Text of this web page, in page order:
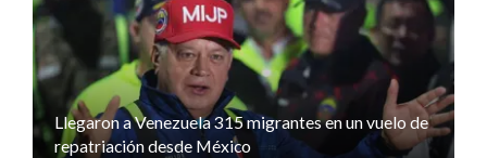
Llegaron a Venezuela 315 migrantes en un vuelo de
repatriación desde México